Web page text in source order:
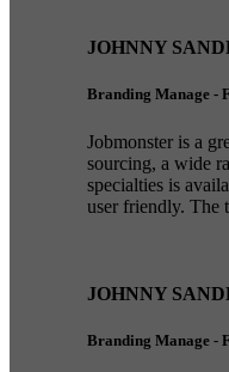
JOHNNY
Branding Manage -
Jobmonster is a
sourcing, a wide
specialties is
user friendly. The
JOHNNY
Branding Manage -